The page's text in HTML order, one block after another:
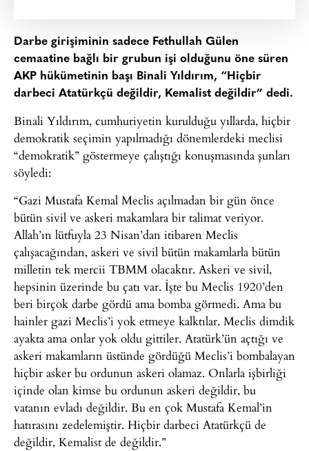
Darbe girişiminin sadece Fethullah Gülen
cemaatine bağlı bir grubun işi olduğunu öne süren
AKP hükümetinin başı Binali Yıldırım, “Hiçbir
darbeci Atatürkçü değildir, Kemalist değildir” dedi.
Binali Yıldırım, cumhuriyetin kurulduğu yıllarda, hiçbir
demokratik seçimin yapılmadığı dönemlerdeki meclisi
“demokratik” göstermeye çalıştığı konuşmasında şunları
söyledi:
“Gazi Mustafa Kemal Meclis açılmadan bir gün önce
bütün sivil ve askeri makamlara bir talimat veriyor.
Allah’ın lütfuyla 23 Nisan’dan itibaren Meclis
çalışacağından, askeri ve sivil bütün makamlarla bütün
milletin tek mercii TBMM olacaktır. Askeri ve sivil,
hepsinin üzerinde bu çatı var. İşte bu Meclis 1920’den
beri birçok darbe gördü ama bomba görmedi. Ama bu
hainler gazi Meclis’i yok etmeye kalktılar. Meclis dimdik
ayakta ama onlar yok oldu gittiler. Atatürk’ün açtığı ve
askeri makamların üstünde gördüğü Meclis’i bombalayan
hiçbir asker bu ordunun askeri olamaz. Onlarla işbirliği
içinde olan kimse bu ordunun askeri değildir, bu
vatanın evladı değildir. Bu en çok Mustafa Kemal’in
hatırasını zedelemiştir. Hiçbir darbeci Atatürkçü de
değildir, Kemalist de değildir.”